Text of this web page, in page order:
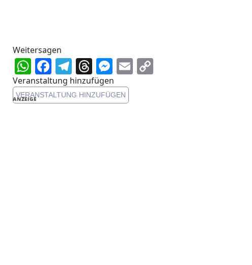
Weitersagen
WhatsApp
Facebook
Telegram
Threads
Messenger
Email
Veranstaltung hinzufügen
VERANSTALTUNG HINZUFÜGEN
ANZEIGE